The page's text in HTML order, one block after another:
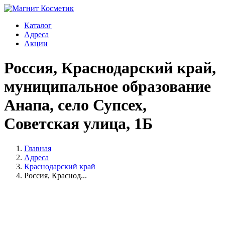
Каталог
Адреса
Акции
Россия, Краснодарский край,
муниципальное образование
Анапа, село Супсех,
Советская улица, 1Б
Главная
Адреса
Краснодарский край
Россия, Краснод...